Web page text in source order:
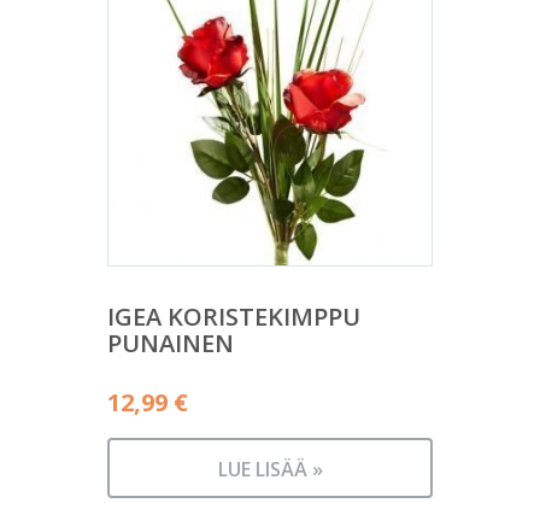
IGEA KORISTEKIMPPU
PUNAINEN
12,99 €
LUE LISÄÄ »